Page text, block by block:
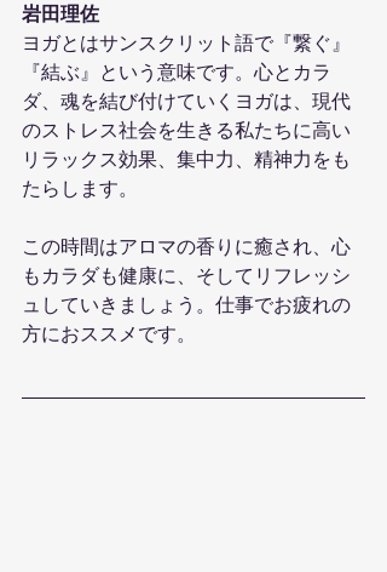
岩田理佐
ヨガとはサンスクリット語で『繋ぐ』
『結ぶ』という意味です。心とカラ
ダ、魂を結び付けていくヨガは、現代
のストレス社会を生きる私たちに高い
リラックス効果、集中力、精神力をも
たらします。
この時間はアロマの香りに癒され、心
もカラダも健康に、そしてリフレッシ
ュしていきましょう。仕事でお疲れの
方におススメです。